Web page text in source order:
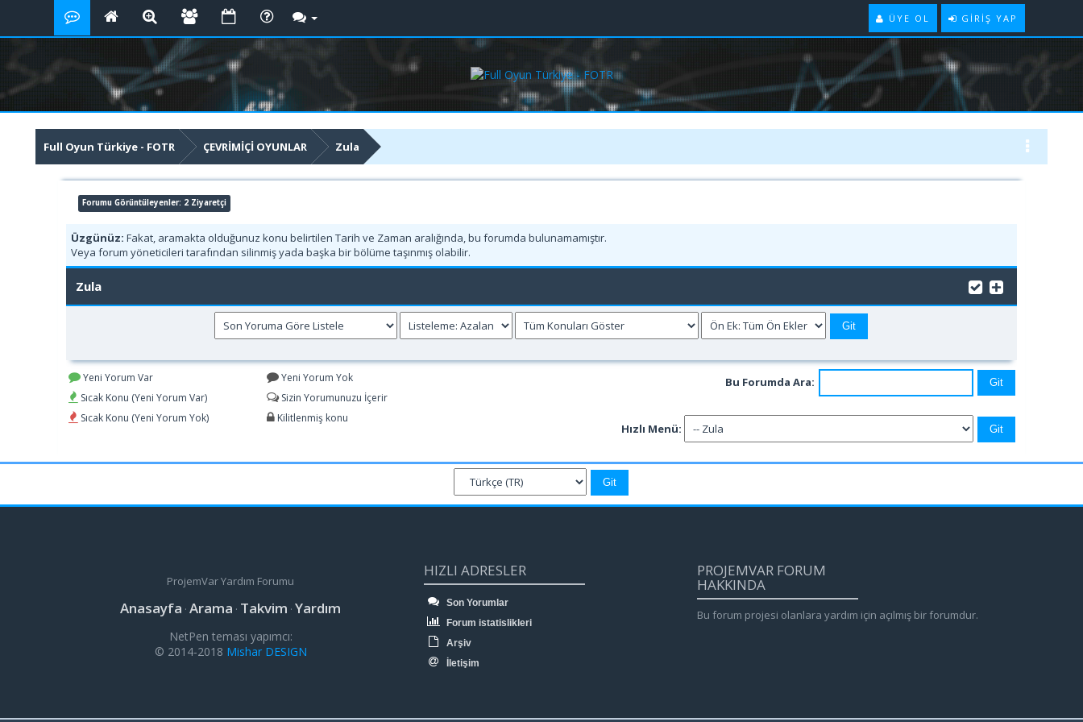
GIRIŞ YAP
ÜYE OL
Full Oyun Türkiye - FOTR ÇEVRİMİÇİ OYUNLAR Zula
Forumu Görüntüleyenler: 2 Ziyaretçi
Üzgünüz: Fakat, aramakta olduğunuz konu belirtilen Tarih ve Zaman aralığında, bu forumda bulunamamıştır.
Veya forum yöneticileri tarafından silinmiş yada başka bir bölüme taşınmış olabilir.
Zula
Yeni Yorum Var
Sıcak Konu (Yeni Yorum Var)
Sıcak Konu (Yeni Yorum Yok)
Yeni Yorum Yok
Sizin Yorumunuzu İçerir
Kilitlenmiş konu
Bu Forumda Ara:
Hızlı Menü:
ProjemVar Yardım Forumu
Anasayfa ·Arama · Takvim ·Yardım
NetPen teması yapımcı:
© 2014-2018 Mishar DESIGN
HIZLI ADRESLER
Son Yorumlar
Forum istatislikleri
Arşiv
İletişim
PROJEMVAR FORUM
HAKKINDA
Bu forum projesi olanlara yardım için açılmış bir forumdur.